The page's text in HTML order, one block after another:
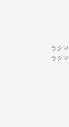
ラクマ
ラクマ